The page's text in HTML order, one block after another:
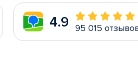
4.9 95 015